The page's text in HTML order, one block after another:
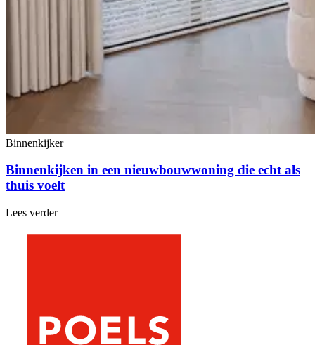
Binnenkijker
Binnenkijken in een nieuwbouwwoning die echt als
thuis voelt
Lees verder